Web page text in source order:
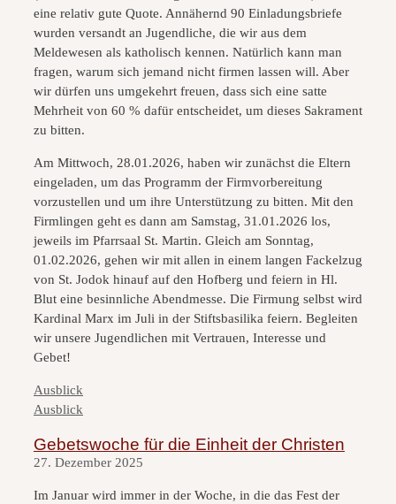
eine relativ gute Quote. Annähernd 90 Einladungsbriefe
wurden versandt an Jugendliche, die wir aus dem
Meldewesen als katholisch kennen. Natürlich kann man
fragen, warum sich jemand nicht firmen lassen will. Aber
wir dürfen uns umgekehrt freuen, dass sich eine satte
Mehrheit von 60 % dafür entscheidet, um dieses Sakrament
zu bitten.
Am Mittwoch, 28.01.2026, haben wir zunächst die Eltern
eingeladen, um das Programm der Firmvorbereitung
vorzustellen und um ihre Unterstützung zu bitten. Mit den
Firmlingen geht es dann am Samstag, 31.01.2026 los,
jeweils im Pfarrsaal St. Martin. Gleich am Sonntag,
01.02.2026, gehen wir mit allen in einem langen Fackelzug
von St. Jodok hinauf auf den Hofberg und feiern in Hl.
Blut eine besinnliche Abendmesse. Die Firmung selbst wird
Kardinal Marx im Juli in der Stiftsbasilika feiern. Begleiten
wir unsere Jugendlichen mit Vertrauen, Interesse und
Gebet!
Kategorien
Ausblick
Kategorien
Ausblick
Gebetswoche für die Einheit der Christen
27. Dezember 2025
Im Januar wird immer in der Woche, in die das Fest der